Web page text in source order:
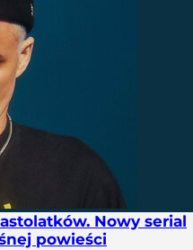
Nowy serial
powieści